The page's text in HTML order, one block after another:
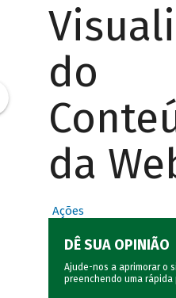
do
da
Ações
DÊ SUA OPINIÃO
Ajude-nos a aprimorar o
preenchendo uma rápida